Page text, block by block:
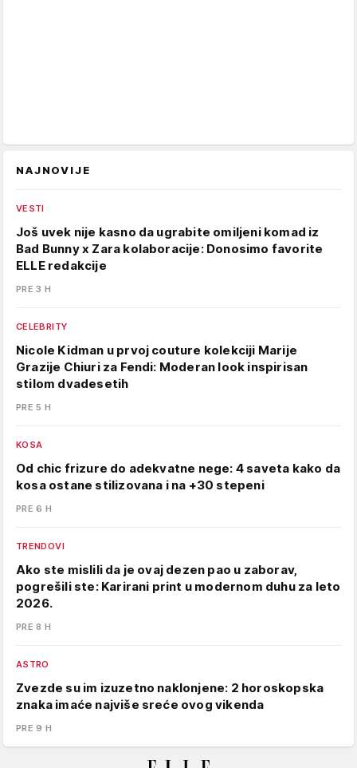
NAJNOVIJE
VESTI
Još uvek nije kasno da ugrabite omiljeni komad iz
Bad Bunny x Zara kolaboracije: Donosimo favorite
ELLE redakcije
PRE 3 H
CELEBRITY
Nicole Kidman u prvoj couture kolekciji Marije
Grazije Chiuri za Fendi: Moderan look inspirisan
stilom dvadesetih
PRE 5 H
KOSA
Od chic frizure do adekvatne nege: 4 saveta kako da
kosa ostane stilizovana i na +30 stepeni
PRE 6 H
TRENDOVI
Ako ste mislili da je ovaj dezen pao u zaborav,
pogrešili ste: Karirani print u modernom duhu za leto
2026.
PRE 8 H
ASTRO
Zvezde su im izuzetno naklonjene: 2 horoskopska
znaka imaće najviše sreće ovog vikenda
PRE 9 H